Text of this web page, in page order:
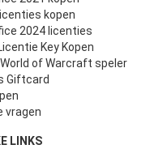
kopen
2024 licenties
Key Kopen
of Warcraft speler
Giftcard
vragen
LINKS